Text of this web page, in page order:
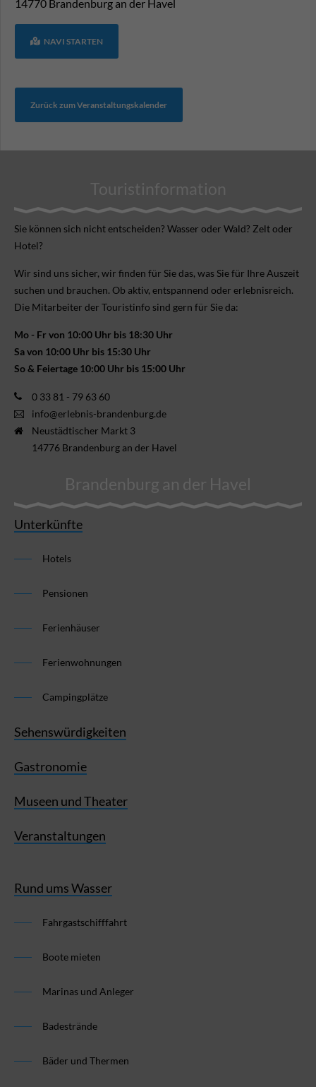
14770 Brandenburg an der Havel
NAVI STARTEN
Zurück zum Veranstaltungskalender
Touristinformation
Sie können sich nicht ent­scheiden? Wasser oder Wald? Zelt oder
Hotel?
Wir sind uns sicher, wir finden für Sie das, was Sie für Ihre Aus­zeit
suchen und brauchen. Ob aktiv, ent­spannend oder erlebnis­reich.
Die Mitarbeiter der Touristinfo sind gern für Sie da:
Mo - Fr von 10:00 Uhr bis 18:30 Uhr
Sa von 10:00 Uhr bis 15:30 Uhr
So & Feiertage 10:00 Uhr bis 15:00 Uhr
0 33 81 - 79 63 60
info@erlebnis-brandenburg.de
Neustädtischer Markt 3
14776 Brandenburg an der Havel
Brandenburg an der Havel
Unterkünfte
Hotels
Pensionen
Ferienhäuser
Ferienwohnungen
Campingplätze
Sehenswürdigkeiten
Gastronomie
Museen und Theater
Veranstaltungen
Rund ums Wasser
Fahrgastschifffahrt
Boote mieten
Marinas und Anleger
Badestrände
Bäder und Thermen